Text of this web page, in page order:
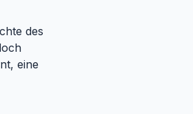
des
eine